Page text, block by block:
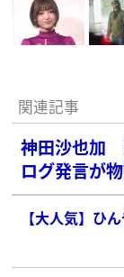
関連記事
神田沙也加
ログ発言が
【大人気】ひ